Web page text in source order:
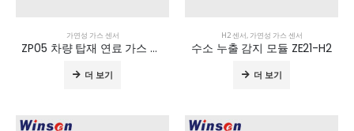
가연성 가스 센서
ZP05 차량 탑재 연료 가스 누출 감지 모듈
더 보기
H2 센서, 가연성 가스 센서
수소 누출 감지 모듈 ZE21-H2
더 보기